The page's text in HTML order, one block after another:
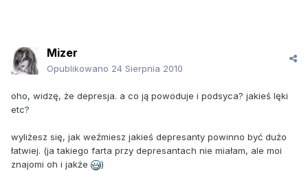
Mizer
Opublikowano 24 Sierpnia 2010
oho, widzę, że depresja. a co ją powoduje i podsyca? jakieś lęki
etc?
wyliżesz się, jak weźmiesz jakieś depresanty powinno być dużo
łatwiej. (ja takiego farta przy depresantach nie miałam, ale moi
znajomi oh i jakże
)